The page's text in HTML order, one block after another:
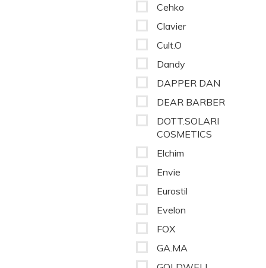
Cehko
Clavier
Cult.O
Dandy
DAPPER DAN
DEAR BARBER
DOTT.SOLARI
COSMETICS
Elchim
Envie
Eurostil
Evelon
FOX
GA.MA